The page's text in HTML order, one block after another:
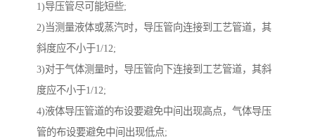
1)导压管尽可能短些;
2)当测量液体或蒸汽时，导压管向连接到工艺管道，其
斜度应不小于1/12;
3)对于气体测量时，导压管向下连接到工艺管道，其斜
度应不小于1/12;
4)液体导压管道的布设要避免中间出现高点，气体导压
管的布设要避免中间出现低点;